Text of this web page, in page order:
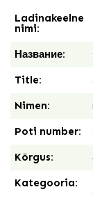
Ladinakeelne
nimi:
Название:
Title:
Nimen:
Poti number:
Kõrgus:
Kategooria: